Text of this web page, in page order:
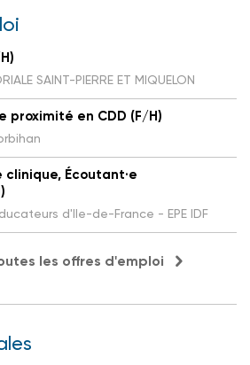
SAINT-PIERRE ET MIQUELON
proximité en CDD (F/H)
clinique, Écoutant·e
d'Ile-de-France - EPE IDF
les offres d'emploi